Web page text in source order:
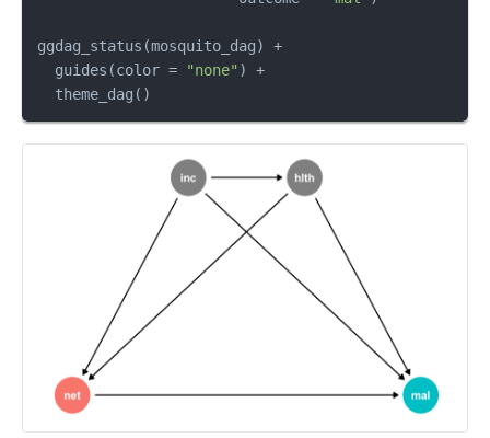
ggdag_status (mosquito_dag)
+
  guides
(color = "none" )
+
  theme_dag
( )